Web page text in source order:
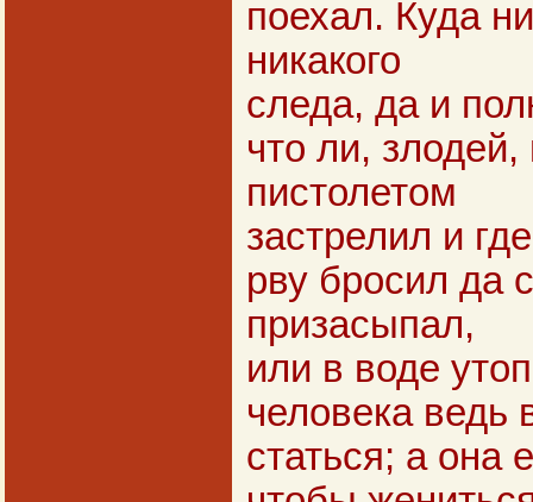
поехал. Куда
никакого
следа, да и
что ли,
пистолетом
застрелил и
рву бросил да
призасыпал,
или в воде
человека ведь
статься; а она